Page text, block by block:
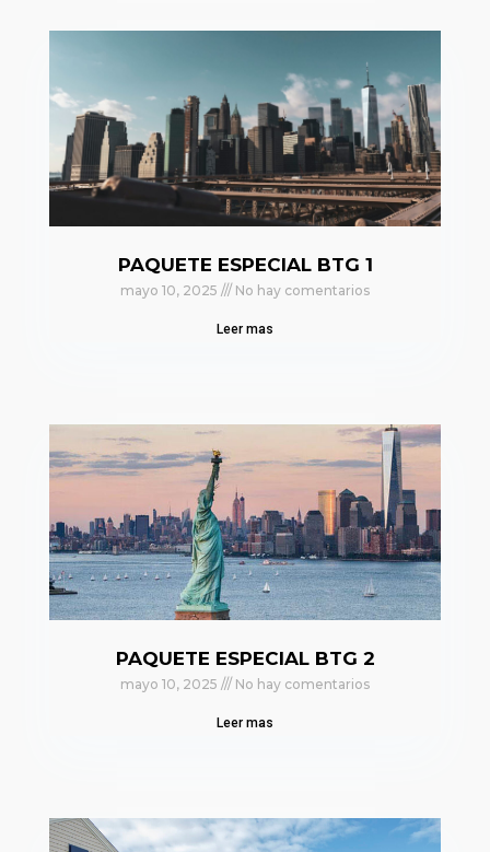
PAQUETE ESPECIAL BTG 1
mayo 10, 2025 No hay comentarios
Leer mas
PAQUETE ESPECIAL BTG 2
mayo 10, 2025 No hay comentarios
Leer mas